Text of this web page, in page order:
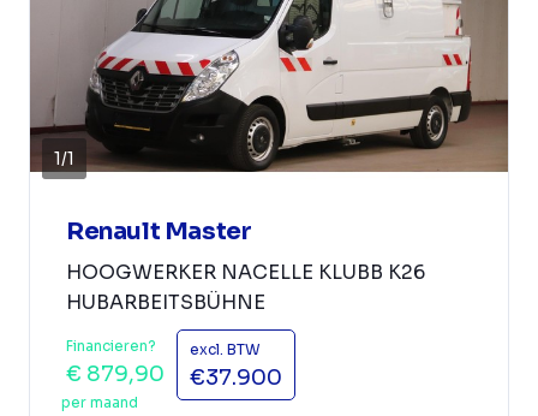
1/1
Renault Master
HOOGWERKER NACELLE KLUBB K26
HUBARBEITSBÜHNE
Financieren?
€ 879,90
per maand
excl. BTW
€37.900